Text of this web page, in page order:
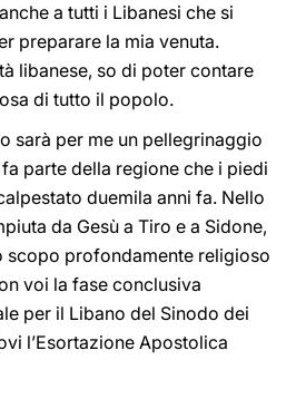
a tutti i Libanesi che si
preparare la mia venuta.
libanese, so di poter contare
di tutto il popolo.
sarà per me un pellegrinaggio
parte della regione che i piedi
duemila anni fa. Nello
da Gesù a Tiro e a Sidone,
scopo profondamente religioso
voi la fase conclusiva
per il Libano del Sinodo dei
l’Esortazione Apostolica